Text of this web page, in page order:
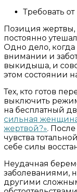
Требовать
Позиция жертвы,
постоянно
Одно дело,
внимании и
выкидыша, и
этом состоянии
Тех, кто готов
выключить
на бесплатный
сильная женщина
жертвой?».
чувства
себе силы
Неудачная
заболеваниями,
другими